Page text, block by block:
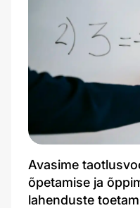
Avasime
õpetamise ja
lahenduste